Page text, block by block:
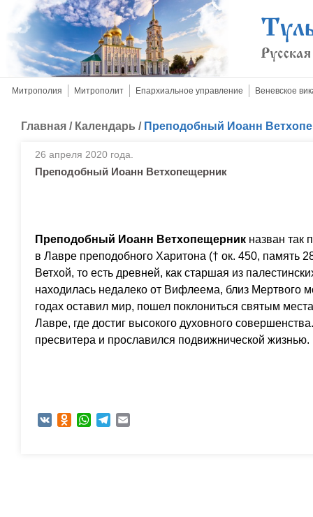
Митрополия Митрополит Епархиальное управление Веневское
Главная / Календарь / Преподобный Иоанн
26 апреля 2020 года.
Преподобный Иоанн Ветхопещерник
Преподобный Иоанн Ветхопещерник назван так
в Лавре преподобного Харитона († ок. 450, память
Ветхой, то есть древней, как старшая из
находилась недалеко от Вифлеема, близ Мертвого
годах оставил мир, пошел поклониться святым
Лавре, где достиг высокого духовного
пресвитера и прославился подвижнической жизнью.
VK Odnoklassniki
WhatsAppTelegram